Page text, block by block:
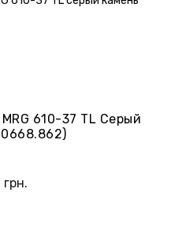
610-37 TL Серый
грн.